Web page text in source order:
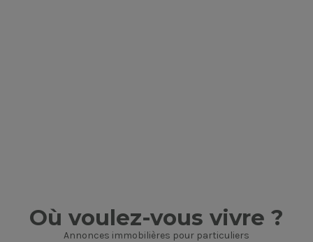
Où voulez-vous vivre ?
Annonces immobilières pour particuliers